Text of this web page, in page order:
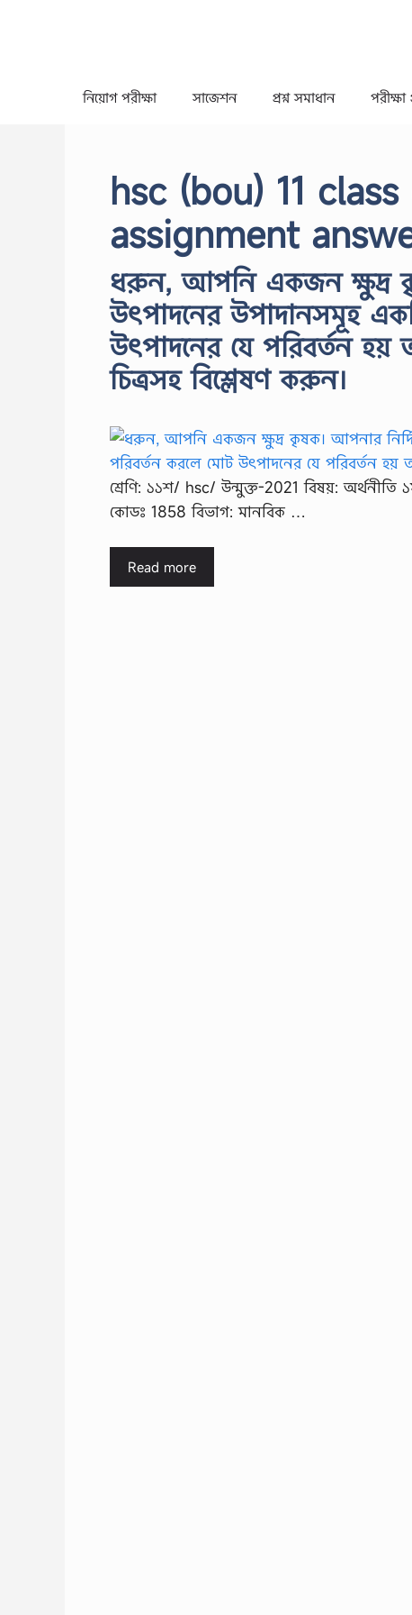
নিয়োগ পরীক্ষা সাজেশন প্রশ্ন সমাধান পরীক্ষা
hsc (bou) 11
assignment
ধরুন, আপনি একজন ক্ষুদ্র
উৎপাদনের উপাদানসমূহ
উৎপাদনের যে পরিবর্তন হয়
চিত্রসহ বিশ্লেষণ করুন।
শ্রেণি: ১১শ/ hsc/ উন্মুক্ত-2021 বিষয়: অর্থনীতি
কোডঃ 1858 বিভাগ: মানবিক …
Read more